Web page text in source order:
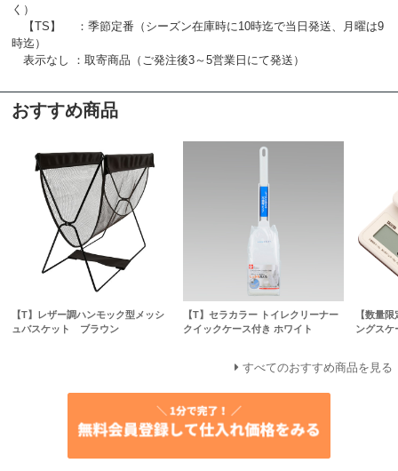
く）
【TS】 ：季節定番（シーズン在庫時に10時迄で当日発送、月曜は9
時迄）
表示なし ：取寄商品（ご発注後3～5営業日にて発送）
おすすめ商品
【T】レザー調ハンモック型メッシ
ュバスケット ブラウン
【T】セラカラー トイレクリーナー
クイックケース付き ホワイト
【数量
ングスケ
すべてのおすすめ商品を見る